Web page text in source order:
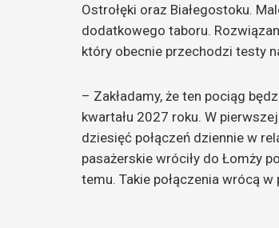
Ostrołęki oraz Białegostoku.
dodatkowego taboru.
który obecnie przechodzi testy
– Zakładamy, że ten pociąg
kwartału 2027 roku. W
dziesięć połączeń dziennie w
pasażerskie wróciły do Łomży
temu. Takie połączenia wrócą